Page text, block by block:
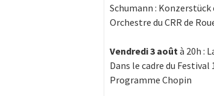
Schumann :
Orchestre du CRR de
Vendredi 3 août à 20h :
Dans le cadre du
Programme Chopin